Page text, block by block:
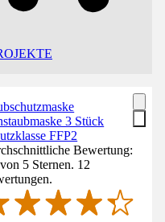
3 Stück
FFP2
Bewertung:
5 Sternen. 12